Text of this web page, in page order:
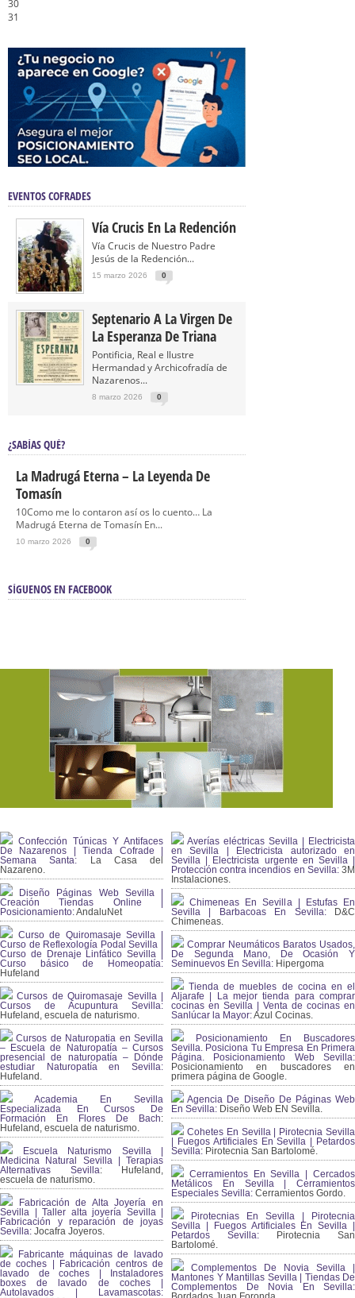
30
31
EVENTOS COFRADES
Vía Crucis En La Redención
Vía Crucis de Nuestro Padre
Jesús de la Redención...
15 marzo 2026 0
Septenario A La Virgen De
La Esperanza De Triana
Pontificia, Real e Ilustre
Hermandad y Archicofradía de
Nazarenos...
8 marzo 2026 0
¿SABÍAS QUÉ?
La Madrugá Eterna – La Leyenda De
Tomasín
10Como me lo contaron así os lo cuento… La
Madrugá Eterna de Tomasín En...
10 marzo 2026 0
SÍGUENOS EN FACEBOOK
Confección Túnicas Y Antifaces
De Nazarenos | Tienda Cofrade |
Semana Santa: La Casa del
Nazareno.
Diseño Páginas Web Sevilla |
Creación Tiendas Online |
Posicionamiento:AndaluNet
Curso de Quiromasaje Sevilla |
Curso de Reflexología Podal Sevilla |
Curso de Drenaje Linfático Sevilla |
Curso básico de Homeopatía:
Hufeland
Cursos de Quiromasaje Sevilla |
Cursos de Acupuntura Sevilla:
Hufeland, escuela de naturismo.
Cursos de Naturopatia en Sevilla
– Escuela de Naturopatía – Cursos
presencial de naturopatía – Dónde
estudiar Naturopatía en Sevilla:
Hufeland.
Academia En Sevilla
Especializada En Cursos De
Formación En Flores De Bach:
Hufeland, escuela de naturismo.
Escuela Naturismo Sevilla |
Medicina Natural Sevilla | Terapias
Alternativas Sevilla: Hufeland,
escuela de naturismo.
Fabricación de Alta Joyería en
Sevilla | Taller alta joyería Sevilla |
Fabricación y reparación de joyas
Sevilla: Jocafra Joyeros.
Fabricante máquinas de lavado
de coches | Fabricación centros de
lavado de coches | Instaladores
boxes de lavado de coches |
Autolavados | Lavamascotas:
Averías eléctricas Sevilla | Electricista
en Sevilla | Electricista autorizado en
Sevilla | Electricista urgente en Sevilla |
Protección contra incendios en Sevilla:3M
Instalaciones.
Chimeneas En Sevilla | Estufas En
Sevilla | Barbacoas En Sevilla:D&C
Chimeneas.
Comprar Neumáticos Baratos Usados,
De Segunda Mano, De Ocasión Y
Seminuevos En Sevilla: Hipergoma
Tienda de muebles de cocina en el
Aljarafe | La mejor tienda para comprar
cocinas en Sevilla | Venta de cocinas en
Sanlúcar la Mayor:Azul Cocinas.
Posicionamiento En Buscadores
Sevilla. Posiciona Tu Empresa En Primera
Página. Posicionamiento Web Sevilla:
Posicionamiento en buscadores en
primera página de Google.
Agencia De Diseño De Páginas Web
En Sevilla: Diseño Web EN Sevilla.
Cohetes En Sevilla | Pirotecnia Sevilla
| Fuegos Artificiales En Sevilla | Petardos
Sevilla: Pirotecnia San Bartolomé.
Cerramientos En Sevilla | Cercados
Metálicos En Sevilla | Cerramientos
Especiales Sevilla: Cerramientos Gordo.
Pirotecnias En Sevilla | Pirotecnia
Sevilla | Fuegos Artificiales En Sevilla |
Petardos Sevilla: Pirotecnia San
Bartolomé.
Complementos De Novia Sevilla |
Mantones Y Mantillas Sevilla | Tiendas De
Complementos De Novia En Sevilla: